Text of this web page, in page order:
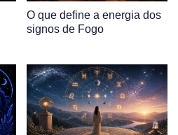
O que define a energia dos
signos de Fogo